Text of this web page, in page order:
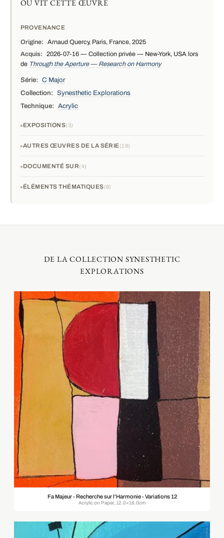
OÙ VIT CETTE ŒUVRE
PROVENANCE
Origine:
Arnaud Quercy, Paris, France, 2025
Acquis:
2026-07-16 — Collection privée — New-York, USA lors
de Through the Aperture — Research on Harmony
Série:
C Major
Collection:
Synesthetic Explorations
Technique:
Acrylic
EXPOSITIONS 3
AUTRES ŒUVRES DE LA SÉRIE 19
DOCUMENTÉ SUR 4
ÉLÉMENTS THÉMATIQUES 8
DE LA COLLECTION SYNESTHETIC
EXPLORATIONS
Fa Majeur - Recherche sur l'Harmonie - Variations 12
Acrylic on Paper, 12.0×18.0cm